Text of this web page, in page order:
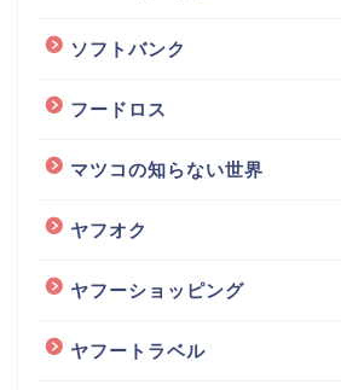
ソフトバンク
フードロス
マツコの知らない世界
ヤフオク
ヤフーショッピング
ヤフートラベル